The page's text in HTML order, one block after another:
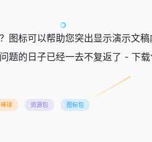
标可以帮助您突出显示演示文
题的日子已经一去不复返了 - 下
棒球 资源包 图标包